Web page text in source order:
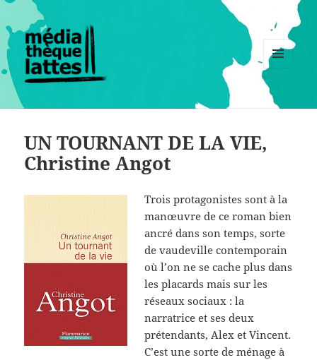
MENU
WIDGETS
UN TOURNANT DE LA VIE,
Christine Angot
Trois protagonistes sont à la
manœuvre de ce roman bien
ancré dans son temps, sorte
de vaudeville contemporain
où l’on ne se cache plus dans
les placards mais sur les
réseaux sociaux : la
narratrice et ses deux
prétendants, Alex et Vincent.
C’est une sorte de ménage à